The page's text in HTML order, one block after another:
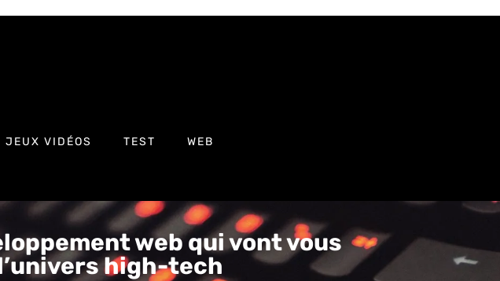
JEUX VIDÉOS TEST WEB
web qui vont vous
high-tech